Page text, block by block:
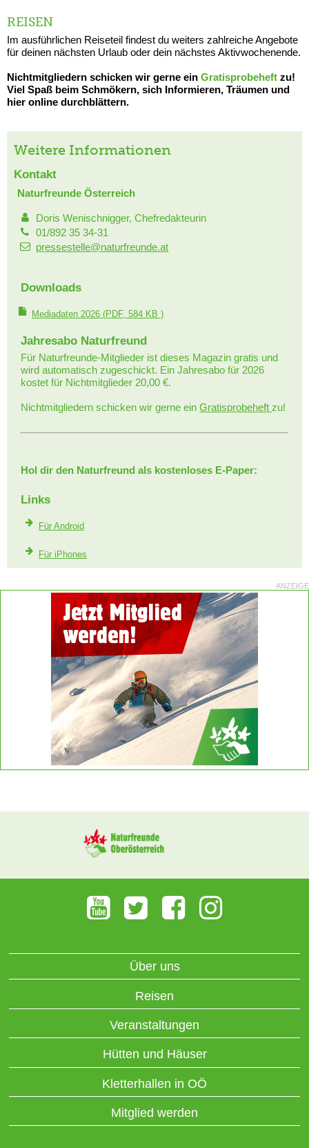
REISEN
Im ausführlichen Reiseteil findest du weiters zahlreiche Angebote
für deinen nächsten Urlaub oder dein nächstes Aktivwochenende.
Nichtmitgliedern schicken wir gerne ein Gratisprobeheft zu!
Viel Spaß beim Schmökern, sich Informieren, Träumen und
hier online durchblättern.
Weitere Informationen
Kontakt
Naturfreunde Österreich
Doris Wenischnigger, Chefredakteurin
01/892 35 34-31
pressestelle@naturfreunde.at
Downloads
Mediadaten 2026 (PDF, 584 KB )
Jahresabo Naturfreund
Für Naturfreunde-Mitglieder ist dieses Magazin gratis und
wird automatisch zugeschickt. Ein Jahresabo für 2026
kostet für Nichtmitglieder 20,00 €.
Nichtmitgliedern schicken wir gerne ein Gratisprobeheft zu!
Hol dir den Naturfreund als kostenloses E-Paper:
Links
Für Android
Für iPhones
ANZEIGE
Über uns
Reisen
Veranstaltungen
Hütten und Häuser
Kletterhallen in OÖ
Mitglied werden